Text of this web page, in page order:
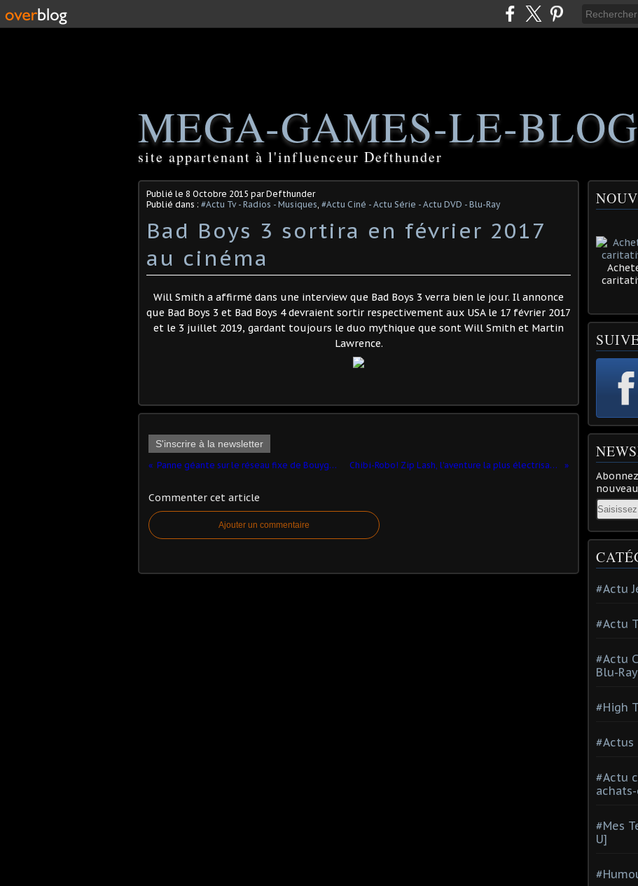
MEGA-GAMES-LE-
site appartenant à l'influenceur Defthunder
Publié le 8 Octobre 2015 par Defthunder
Publié dans : #Actu Tv - Radios - Musiques, #Actu Ciné - Actu Série - Actu DVD - Blu-Ray
Bad Boys 3 sortira en février 2017
au cinéma
Will Smith a affirmé dans une interview que Bad Boys 3 verra bien le jour. Il annonce
que Bad Boys 3 et Bad Boys 4 devraient sortir respectivement aux USA le 17 février 2017
et le 3 juillet 2019, gardant toujours le duo mythique que sont Will Smith et Martin
Lawrence.
S'inscrire à la newsletter
Panne géante sur le réseau fixe de Bouygues Telecom rétablit Chibi-Robo! Zip Lash, l'aventure la plus électrisante de la Nintendo 3DS‏
Commenter cet article
Ajouter un commentaire
Email
#Actu
#Actu
#Actu
Blu-Ray
#High
#Actus
#Actu
#Mes
U]